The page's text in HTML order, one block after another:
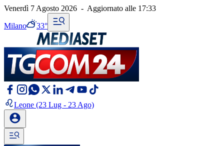
Venerdì 7 Agosto 2026 - Aggiornato alle 17:33
Milano 33°
Leone (23 Lug - 23 Ago)